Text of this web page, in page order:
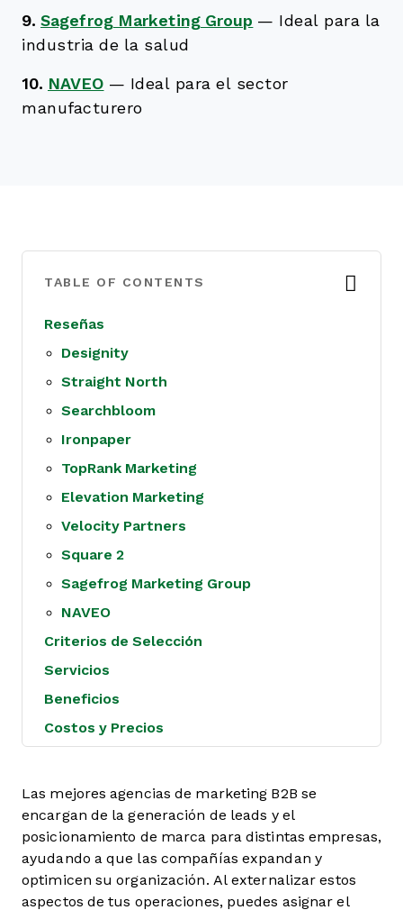
9. Sagefrog Marketing Group — Ideal para la
industria de la salud
10. NAVEO — Ideal para el sector
manufacturero
TABLE OF CONTENTS
Reseñas
Designity
Straight North
Searchbloom
Ironpaper
TopRank Marketing
Elevation Marketing
Velocity Partners
Square 2
Sagefrog Marketing Group
NAVEO
Criterios de Selección
Servicios
Beneficios
Costos y Precios
Las mejores agencias de marketing B2B se
encargan de la generación de leads y el
posicionamiento de marca para distintas empresas,
ayudando a que las compañías expandan y
optimicen su organización. Al externalizar estos
aspectos de tus operaciones, puedes asignar el